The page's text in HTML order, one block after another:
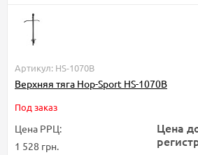
Артикул: HS-1070B
Верхняя тяга Hop-Sport HS-1070B
Под заказ
Цена РРЦ:
1 528 грн.
Цена